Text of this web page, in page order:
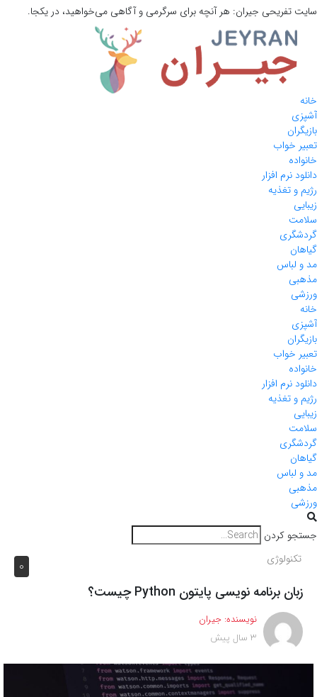
سایت تفریحی جیران: هر آنچه برای سرگرمی و آگاهی می‌خواهید، در یکجا.
خانه
آشپزی
بازیگران
تعبیر خواب
خانواده
دانلود نرم افزار
رژیم و تغذیه
زیبایی
سلامت
گردشگری
گیاهان
مد و لباس
مذهبی
ورزشی
خانه
آشپزی
بازیگران
تعبیر خواب
خانواده
دانلود نرم افزار
رژیم و تغذیه
زیبایی
سلامت
گردشگری
گیاهان
مد و لباس
مذهبی
ورزشی
جستجو کردن
0 تکنولوژی
زبان برنامه نویسی پایتون Python چیست؟
نویسنده: جیران
3 سال پیش